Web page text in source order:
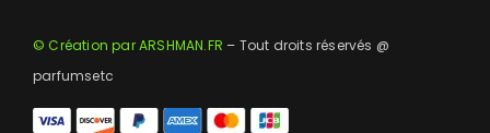
© Création par ARSHMAN.FR – Tout droits réservés @
parfumsetc